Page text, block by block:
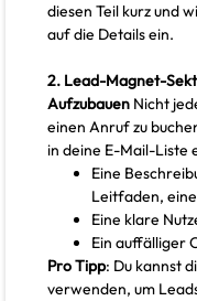
diesen Teil kurz und
auf die Details ein.
2. Lead-Magnet-
Aufzubauen Nicht
einen Anruf zu
in deine E-Mail-Liste
Eine
Leitfaden,
Eine klare
Ein auffälliger
Pro Tipp: Du kannst
verwenden, um